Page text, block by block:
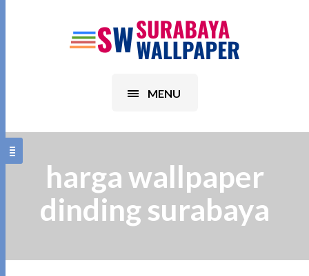
MENU
harga wallpaper
dinding surabaya